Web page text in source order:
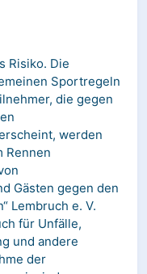
Risiko. Die
Sportregeln
die gegen
werden
Rennen
Gästen gegen den
Lembruch e. V.
für Unfälle,
und andere
der